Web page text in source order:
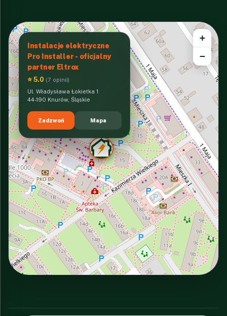
Instalacje elektryczne
Pro Installer - oficjalny
partner Eltrox
⭐ 5.0 (7 opinii)
Ul. Władysława Łokietka 1
44-190 Knurów, Śląskie
Zadzwoń Mapa
+
−
INTERACTIVE VIEW